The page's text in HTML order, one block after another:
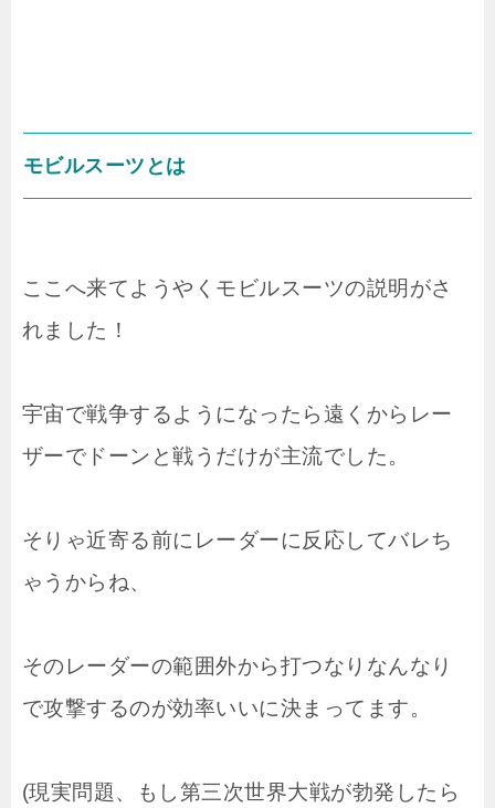
モビルスーツとは
ここへ来てようやくモビルスーツの説明がさ
れました！
宇宙で戦争するようになったら遠くからレー
ザーでドーンと戦うだけが主流でした。
そりゃ近寄る前にレーダーに反応してバレち
ゃうからね、
そのレーダーの範囲外から打つなりなんなり
で攻撃するのが効率いいに決まってます。
(現実問題、もし第三次世界大戦が勃発したら